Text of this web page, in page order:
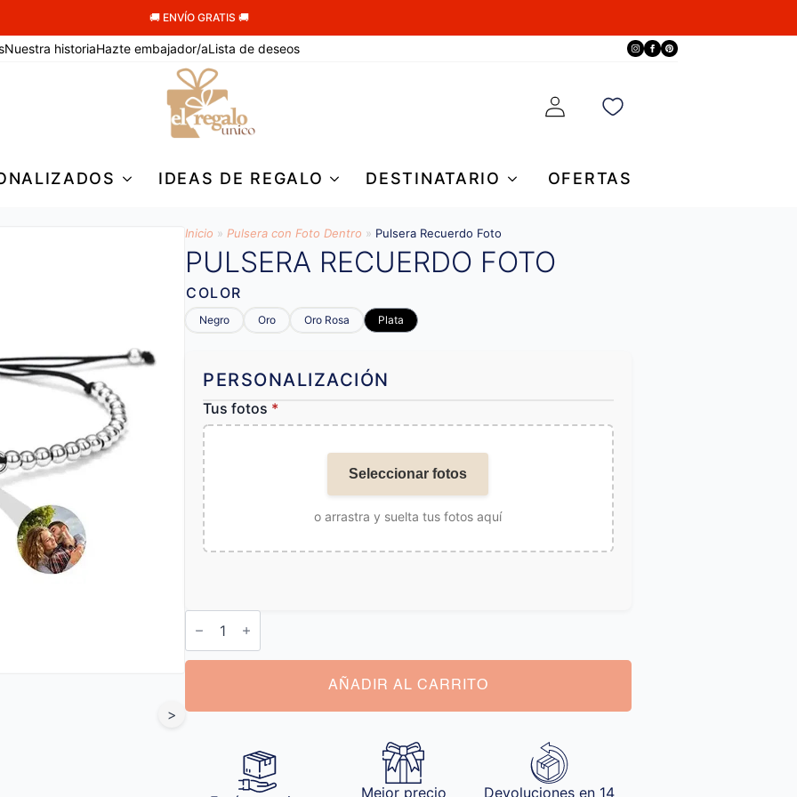
🚚 ENVÍO GRATIS 🚚
Nuestra historiaHazte embajador/aLista de deseos
IDEAS DE REGALO DESTINATARIO OFERTAS
>
Inicio » Pulsera con Foto Dentro » Pulsera Recuerdo Foto
PULSERA RECUERDO FOTO
COLOR
Negro Oro Oro Rosa Plata
PERSONALIZACIÓN
Tus fotos *
Seleccionar fotos
o arrastra y suelta tus fotos aquí
Pulsera
Recuerdo
cantidad
AÑADIR AL CARRITO
Mejor precio Devoluciones en 14